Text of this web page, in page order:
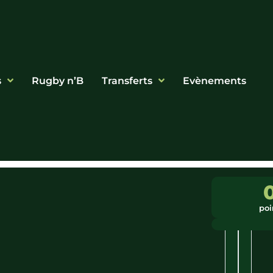
Rugby n’B Transferts Evènements
Nouvelle
Ussel